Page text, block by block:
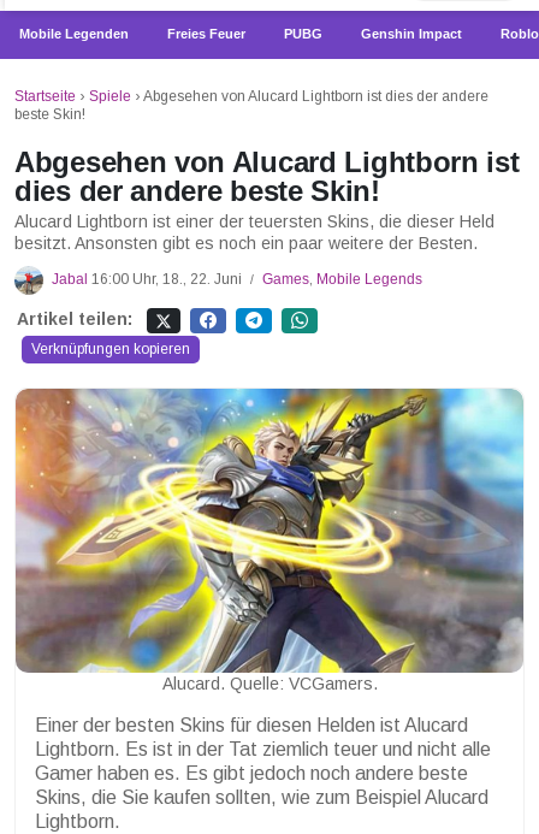
Mobile Legenden Freies Feuer PUBG Genshin Impact
Startseite › Spiele › Abgesehen von Alucard Lightborn ist dies der andere
beste Skin!
Abgesehen von Alucard Lightborn ist
dies der andere beste Skin!
Alucard Lightborn ist einer der teuersten Skins, die dieser Held
besitzt. Ansonsten gibt es noch ein paar weitere der Besten.
Jabal 16:00 Uhr, 18., 22. Juni / Games, Mobile Legends
Artikel teilen:
Verknüpfungen kopieren
Alucard. Quelle: VCGamers.
Einer der besten Skins für diesen Helden ist Alucard
Lightborn. Es ist in der Tat ziemlich teuer und nicht alle
Gamer haben es. Es gibt jedoch noch andere beste
Skins, die Sie kaufen sollten, wie zum Beispiel Alucard
Lightborn.